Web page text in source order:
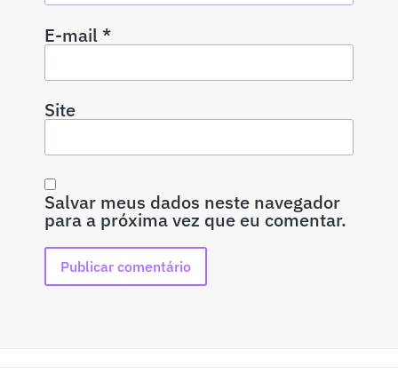
E-mail*
Site
Salvar meus dados neste navegador
para a próxima vez que eu comentar.